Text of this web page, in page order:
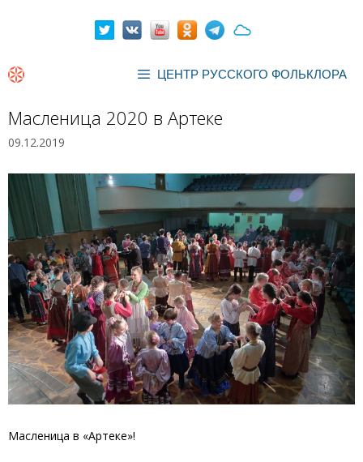
ЦЕНТР РУССКОГО ФОЛЬКЛОРА
Масленица 2020 в Артеке
09.12.2019
Масленица в «Артеке»!